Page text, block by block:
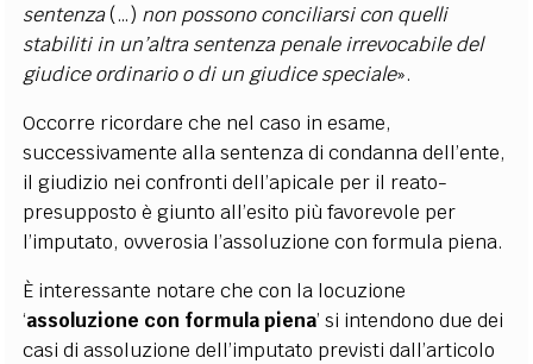
sentenza(…) non possono conciliarsi con quelli
stabiliti in un’altra sentenza penale irrevocabile del
giudice ordinario o di un giudice speciale».
Occorre ricordare che nel caso in esame,
successivamente alla sentenza di condanna dell’ente,
il giudizio nei confronti dell’apicale per il reato-
presupposto è giunto all’esito più favorevole per
l’imputato, ovverosia l’assoluzione con formula piena.
È interessante notare che con la locuzione
‘assoluzione con formula piena’ si intendono due dei
casi di assoluzione dell’imputato previsti dall’articolo